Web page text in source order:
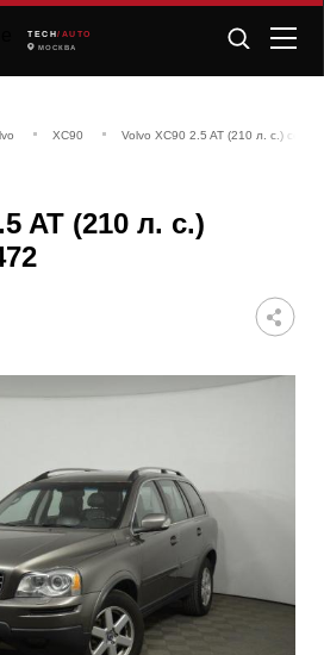
TECH /AUTO
МОСКВА
XC90 Volvo XC90 2.5 AT (210 л. с.)
AT (210 л. с.)